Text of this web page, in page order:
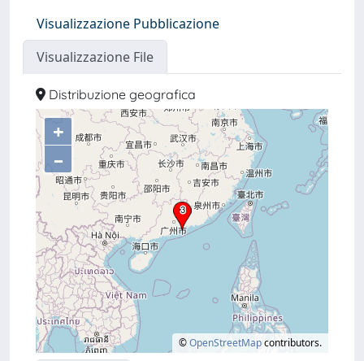
Visualizzazione Pubblicazione
Visualizzazione File
Distribuzione geografica
+
–
©OpenStreetMapcontributors.